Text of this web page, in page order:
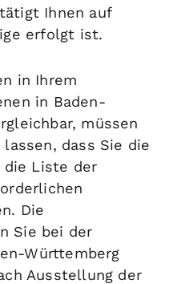
Ihnen auf
erfolgt ist.
in Ihrem
in Baden-
müssen
dass Sie die
die Liste der
Die
Sie bei der
Württemberg
Ausstellung der